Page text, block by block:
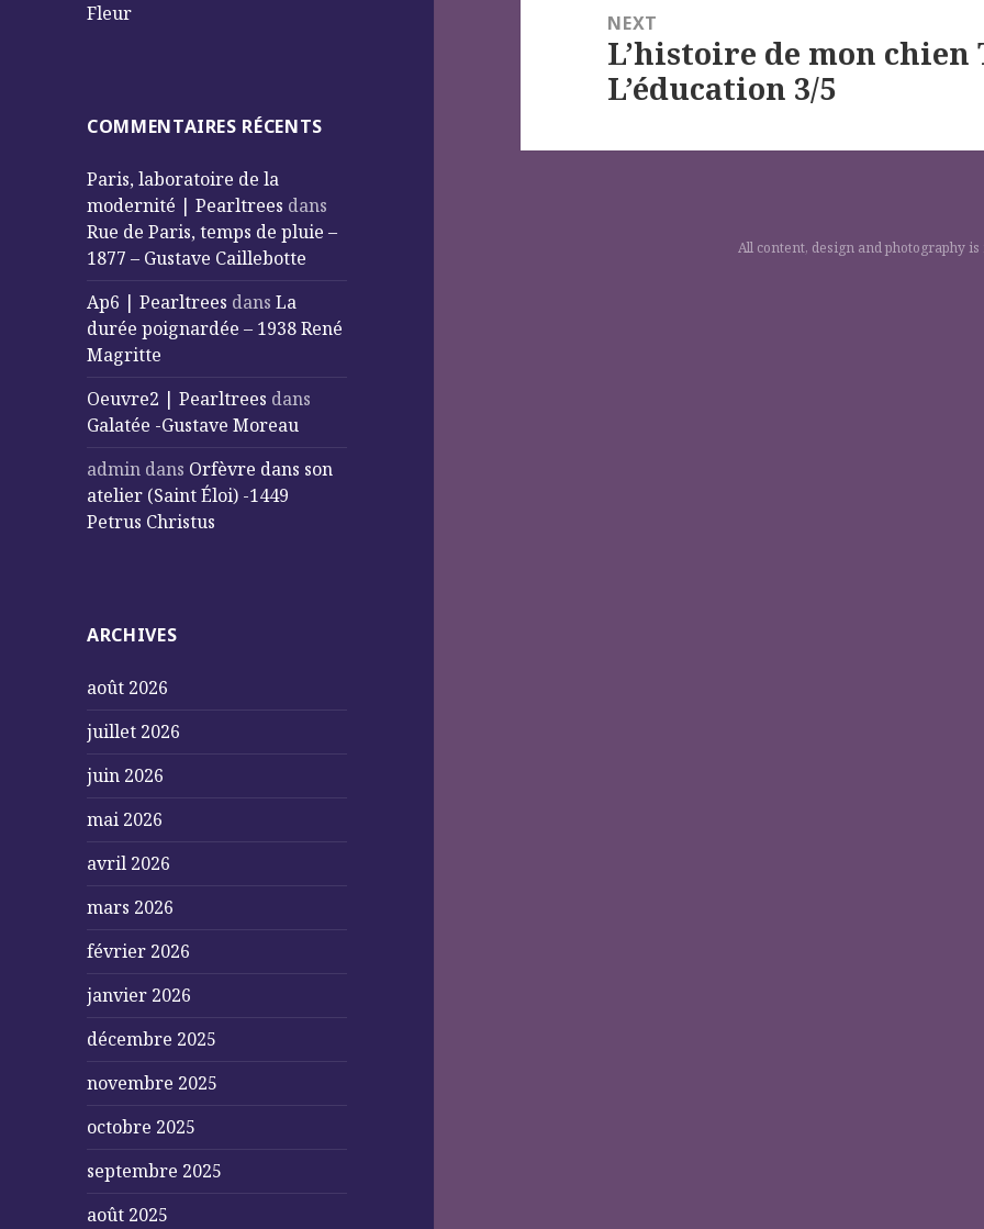
Fleur
COMMENTAIRES RÉCENTS
Paris, laboratoire de la
modernité | Pearltrees dans
Rue de Paris, temps de pluie –
1877 – Gustave Caillebotte
Ap6 | Pearltrees dansLa
durée poignardée – 1938 René
Magritte
Oeuvre2 | Pearltrees dans
Galatée -Gustave Moreau
admin dans Orfèvre dans son
atelier (Saint Éloi) -1449
Petrus Christus
ARCHIVES
août 2026
juillet 2026
juin 2026
mai 2026
avril 2026
mars 2026
février 2026
janvier 2026
décembre 2025
novembre 2025
octobre 2025
septembre 2025
août 2025
NEXT
Next
post:
L’histoire de mon
L’éducation 3/5
All content, design and photography